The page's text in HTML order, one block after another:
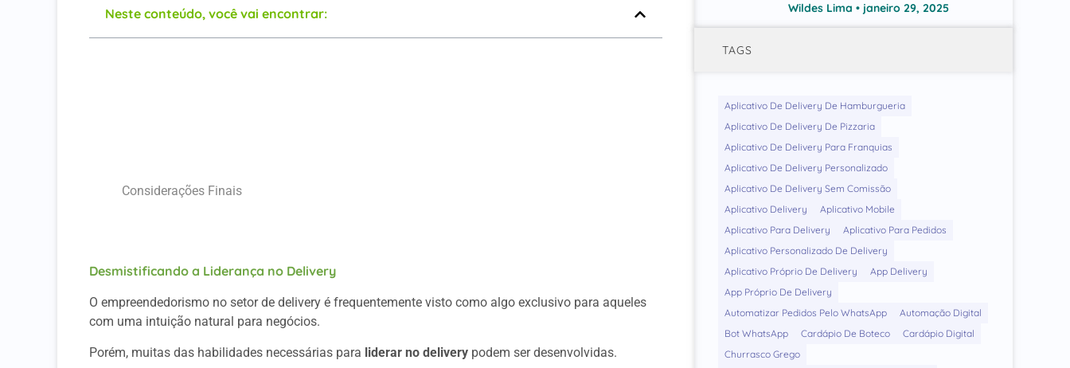
Neste conteúdo, você vai encontrar:
Considerações Finais
Desmistificando a Liderança no Delivery
O empreendedorismo no setor de delivery é frequentemente visto como algo exclusivo para aqueles
com uma intuição natural para negócios.
Porém, muitas das habilidades necessárias para liderar no delivery podem ser desenvolvidas.
Wildes Lima janeiro 29, 2025
TAGS
Aplicativo De Delivery De Hamburgueria
Aplicativo De Delivery De Pizzaria
Aplicativo De Delivery Para Franquias
Aplicativo De Delivery Personalizado
Aplicativo De Delivery Sem Comissão
Aplicativo Delivery
Aplicativo Mobile
Aplicativo Para Delivery
Aplicativo Para Pedidos
Aplicativo Personalizado De Delivery
Aplicativo Próprio De Delivery
App Delivery
App Próprio De Delivery
Automatizar Pedidos Pelo WhatsApp
Automação Digital
Bot WhatsApp
Cardápio De Boteco
Cardápio Digital
Churrasco Grego